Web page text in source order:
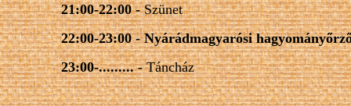
21:00-22:00 -Szünet
22:00-23:00-Nyárádmagyarósihagyományőrz
23:00-......... -Táncház